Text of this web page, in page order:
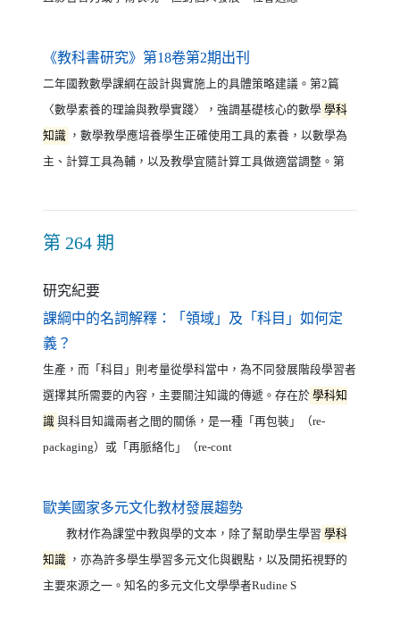
《教科書研究》第18卷第2期出刊
二年國教數學課綱在設計與實施上的具體策略建議。第2篇
〈數學素養的理論與教學實踐〉，強調基礎核心的數學 學科
知識 ，數學教學應培養學生正確使用工具的素養，以數學為
主、計算工具為輔，以及教學宜隨計算工具做適當調整。第
第 264 期
研究紀要
課綱中的名詞解釋：「領域」及「科目」如何定
義？
生產，而「科目」則考量從學科當中，為不同發展階段學習者
選擇其所需要的內容，主要關注知識的傳遞。存在於 學科知
識 與科目知識兩者之間的關係，是一種「再包裝」（re-
packaging）或「再脈絡化」（re-cont
歐美國家多元文化教材發展趨勢（另開新視窗）
教材作為課堂中教與學的文本，除了幫助學生學習 學科
知識 ，亦為許多學生學習多元文化與觀點，以及開拓視野的
主要來源之一。知名的多元文化文學學者Rudine S